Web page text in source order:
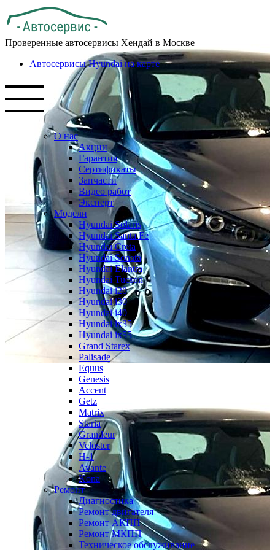
Проверенные автосервисы Хендай в Москве
Автосервисы Hyundai на карте
О нас
Акции
Гарантия
Сертификаты
Запчасти
Видео работ
Эксперт
Модели
Hyundai Solaris
Hyundai Santa Fe
Hyundai Creta
Hyundai Sonata
Hyundai Elantra
Hyundai Tucson
Hyundai i20
Hyundai i30
Hyundai i40
Hyundai ix35
Hyundai ix55
Grand Starex
Palisade
Equus
Genesis
Accent
Getz
Matrix
Staria
Grandeur
Veloster
H-1
Avante
Kona
Ремонт
Диагностика
Ремонт двигателя
Ремонт АКПП
Ремонт МКПП
Техническое обслуживание